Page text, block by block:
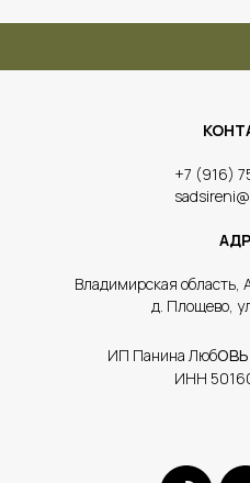
​+7 (916)
​Владимирская область,
д. Площево,
ИП Панина Люб
ИНН